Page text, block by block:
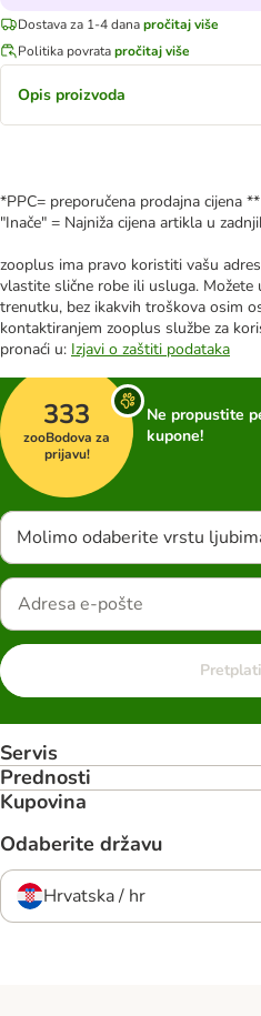
Dostava za 1-4 danapročitaj više
Politika povratapročitaj više
Opis proizvoda
*PPC= preporučena prodajna cijena **
"Inače" = Najniža cijena artikla u
zooplus ima pravo koristiti vašu
vlastite slične robe ili usluga.
trenutku, bez ikakvih troškova osim
kontaktiranjem zooplus službe za
pronaći u: Izjavi o zaštiti podataka
333
zooBodova za
prijavu!
Ne propustite
kupone!
Molimo odaberite vrstu
Servis
Prednosti
Kupovina
Odaberite državu
Hrvatska / hr